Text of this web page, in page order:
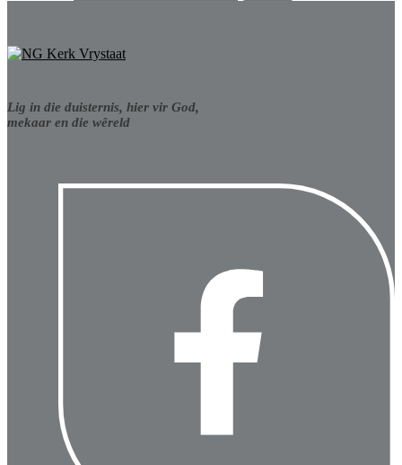
Lig in die duisternis, hier vir God,
mekaar en die wêreld